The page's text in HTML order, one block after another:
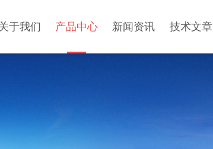
于我们 产品中心 新闻资讯 技术文章